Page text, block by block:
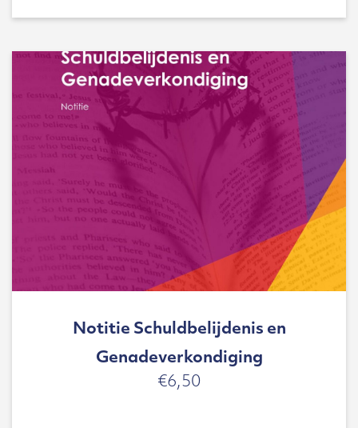
Notitie Schuldbelijdenis en
Genadeverkondiging
€6,50